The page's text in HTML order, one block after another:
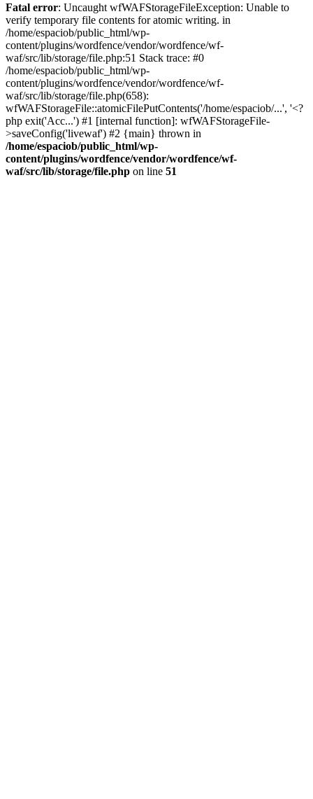
Fatal error: Uncaught wfWAFStorageFileException: Unable to
verify temporary file contents for atomic writing. in
/home/espaciob/public_html/wp-
content/plugins/wordfence/vendor/wordfence/wf-
waf/src/lib/storage/file.php:51 Stack trace: #0
/home/espaciob/public_html/wp-
content/plugins/wordfence/vendor/wordfence/wf-
waf/src/lib/storage/file.php(658):
wfWAFStorageFile::atomicFilePutContents('/home/espaciob/...', '<?
php exit('Acc...') #1 [internal function]: wfWAFStorageFile-
>saveConfig('livewaf') #2 {main} thrown in
/home/espaciob/public_html/wp-
content/plugins/wordfence/vendor/wordfence/wf-
waf/src/lib/storage/file.php on line 51